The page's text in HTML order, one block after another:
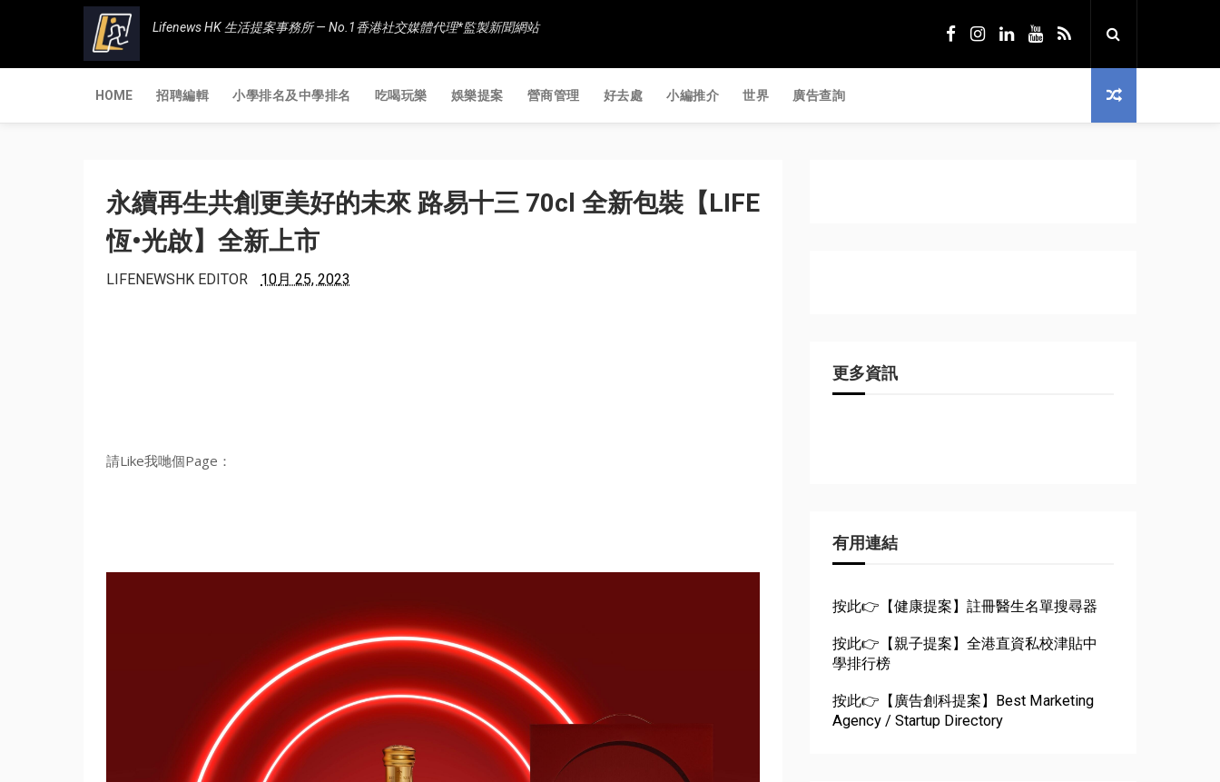
Lifenews HK 生活提案事務所 — No.1香港社交媒體代理*監製新聞網站
HOME 招聘編輯 小學排名及中學排名 吃喝玩樂 娛樂提案 營商管理 好去處 小編推介 世界 廣告查詢
永續再生共創更美好的未來 路易十三 70cl 全新包裝【LIFE
恆•光啟】全新上市
LIFENEWSHK EDITOR 10月 25, 2023
請Like我哋個Page：
更多資訊
有用連結
按此👉【健康提案】註冊醫生名單搜尋器
按此👉【親子提案】全港直資私校津貼中
學排行榜
按此👉【廣告創科提案】Best Marketing
Agency / Startup Directory